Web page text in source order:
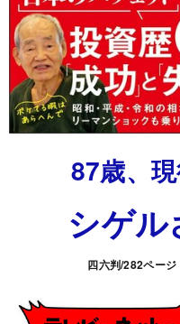
87歳、
シゲル
四六判/282ペー